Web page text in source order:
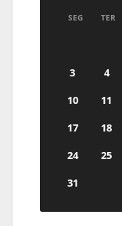
SEG TER
3
4
10
11
17
18
24
25
31